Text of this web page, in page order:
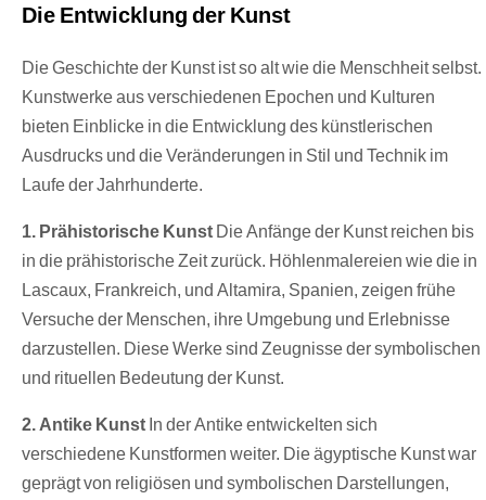
Die Entwicklung der Kunst
Die Geschichte der Kunst ist so alt wie die Menschheit selbst.
Kunstwerke aus verschiedenen Epochen und Kulturen
bieten Einblicke in die Entwicklung des künstlerischen
Ausdrucks und die Veränderungen in Stil und Technik im
Laufe der Jahrhunderte.
1. Prähistorische KunstDie Anfänge der Kunst reichen bis
in die prähistorische Zeit zurück. Höhlenmalereien wie die in
Lascaux, Frankreich, und Altamira, Spanien, zeigen frühe
Versuche der Menschen, ihre Umgebung und Erlebnisse
darzustellen. Diese Werke sind Zeugnisse der symbolischen
und rituellen Bedeutung der Kunst.
2. Antike KunstIn der Antike entwickelten sich
verschiedene Kunstformen weiter. Die ägyptische Kunst war
geprägt von religiösen und symbolischen Darstellungen,